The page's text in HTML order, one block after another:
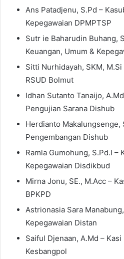
Ans Patadjenu, S.Pd –
Kepegawaian DPMPTSP
Sutr ie Baharudin Buhang,
Keuangan, Umum &
Sitti Nurhidayah, SKM,
RSUD Bolmut
Idhan Sutanto Tanaijo,
Pengujian Sarana Dishub
Herdianto Makalungsenge,
Pengembangan Dishub
Ramla Gumohung, S.Pd.I –
Kepegawaian Disdikbud
Mirna Jonu, SE., M.Acc –
BPKPD
Astrionasia Sara
Kepegawaian Distan
Saiful Djenaan, A.Md –
Kesbangpol